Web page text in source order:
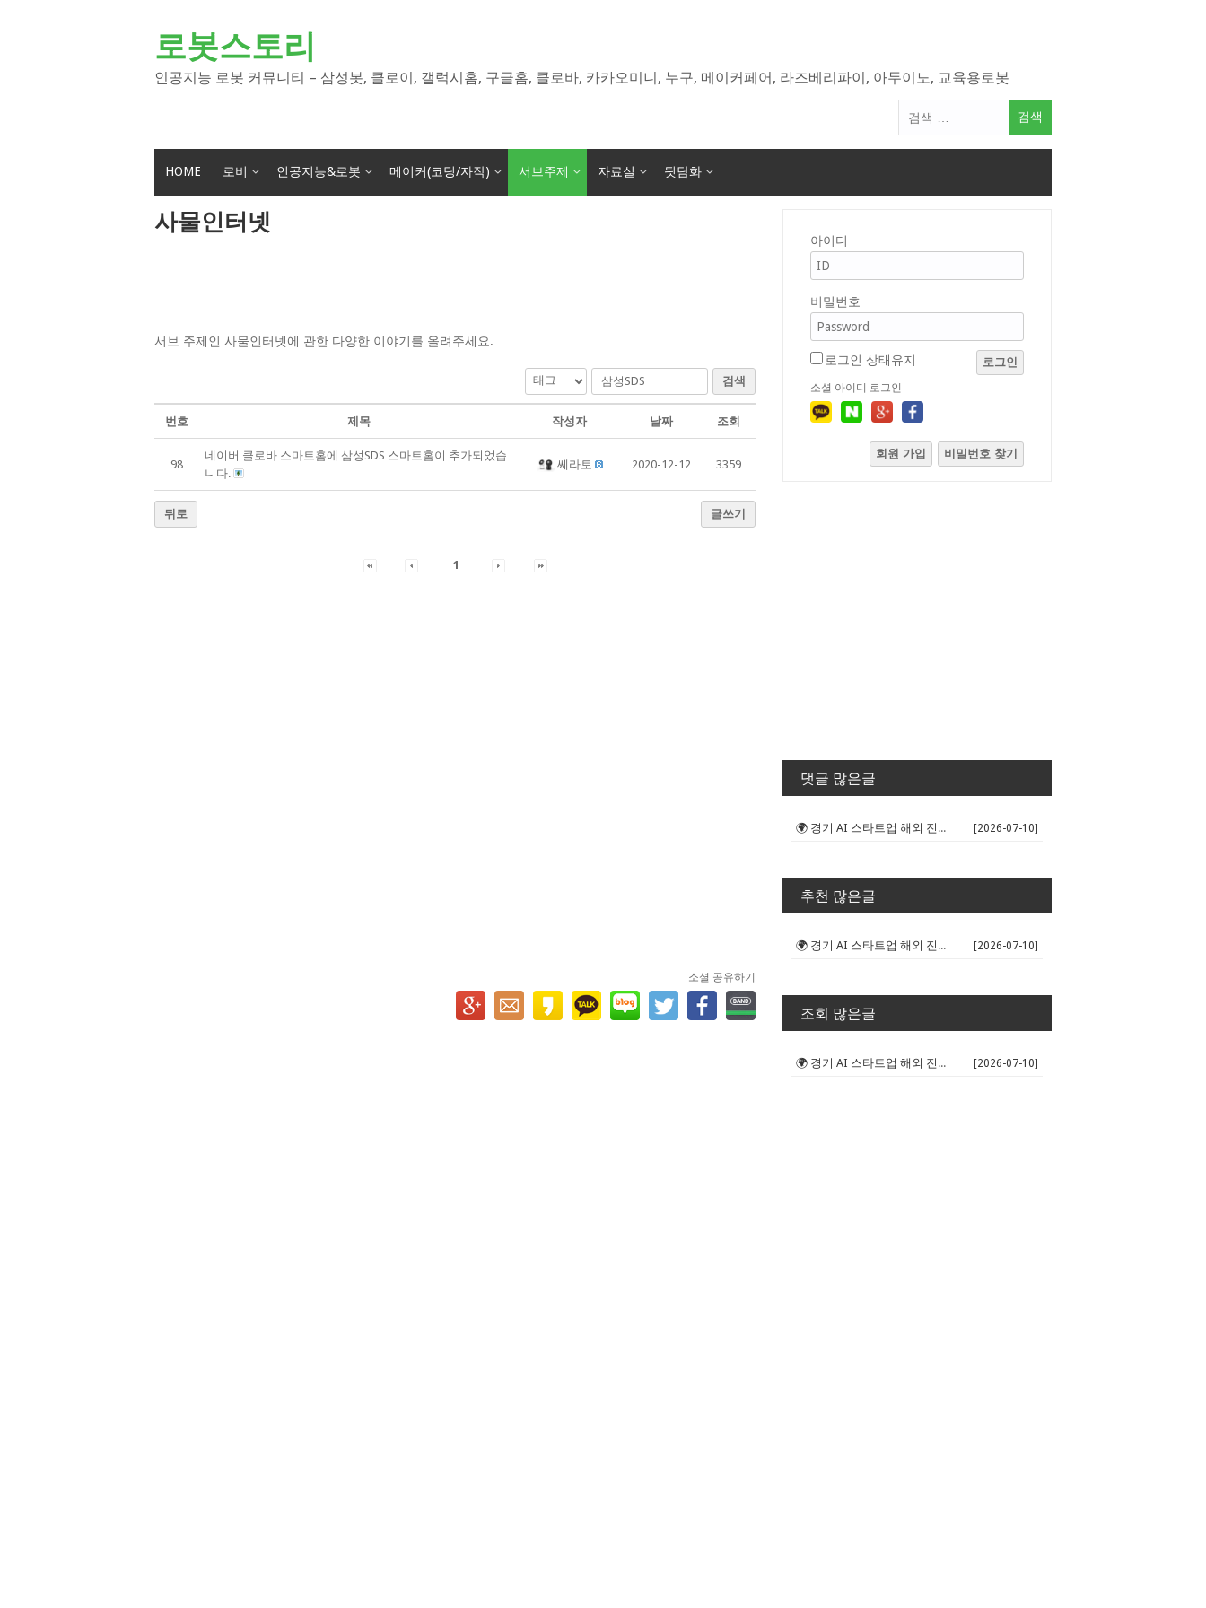
로봇스토리
인공지능 로봇 커뮤니티 – 삼성봇, 클로이, 갤럭시홈, 구글홈, 클로바, 카카오미니, 누구, 메이커페어, 라즈베리파이, 아두이노, 교육용로봇
색
HOME 로비 인공지능&로봇 메이커(코딩/자작) 서브주제 자료실 뒷담화
사물인터넷
서브 주제인 사물인터넷에 관한 다양한 이야기를 올려주세요.
검색
번호 제목 작성자 날짜 조회
98
네이버 클로바 스마트홈에 삼성SDS 스마트홈이 추가되었습
니다.
쎄라토 2020-12-12 3359
뒤로 글쓰기
1
소셜 공유하기
아이디
비밀번호
로그인 상태유지 로그인
소셜 아이디 로그인
회원 가입 비밀번호 찾기
댓글 많은글
🌍 경기 AI 스타트업 해외 진출 판... [2026-07-10]
추천 많은글
🌍 경기 AI 스타트업 해외 진출 판... [2026-07-10]
조회 많은글
🌍 경기 AI 스타트업 해외 진출 판... [2026-07-10]